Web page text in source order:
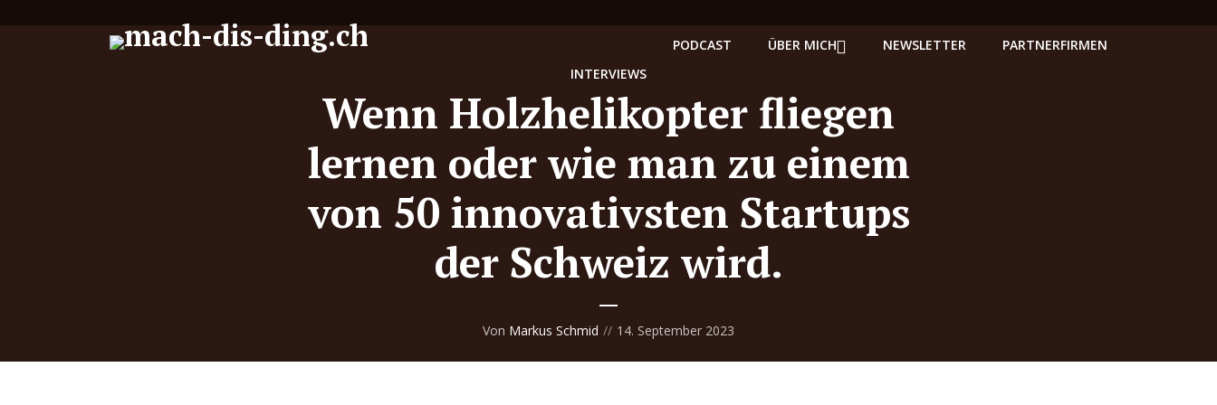
PODCAST ÜBER MICH NEWSLETTER
PARTNERFIRMEN
INTERVIEWS
Wenn Holzhelikopter fliegen
lernen oder wie man zu einem
von 50 innovativsten Startups
der Schweiz wird.
Von Markus Schmid 14. September 2023